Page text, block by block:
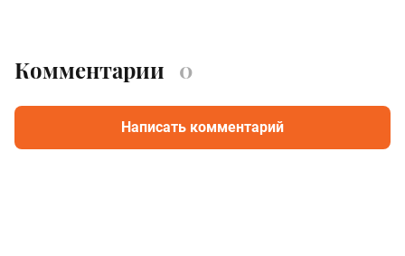
Комментарии 0
Написать комментарий